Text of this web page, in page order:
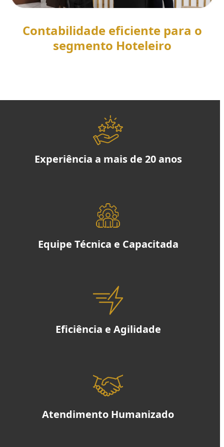
Contabilidade eficiente para o
segmento Hoteleiro
Experiência a mais de 20 anos
Equipe Técnica e Capacitada
Eficiência e Agilidade
Atendimento Humanizado